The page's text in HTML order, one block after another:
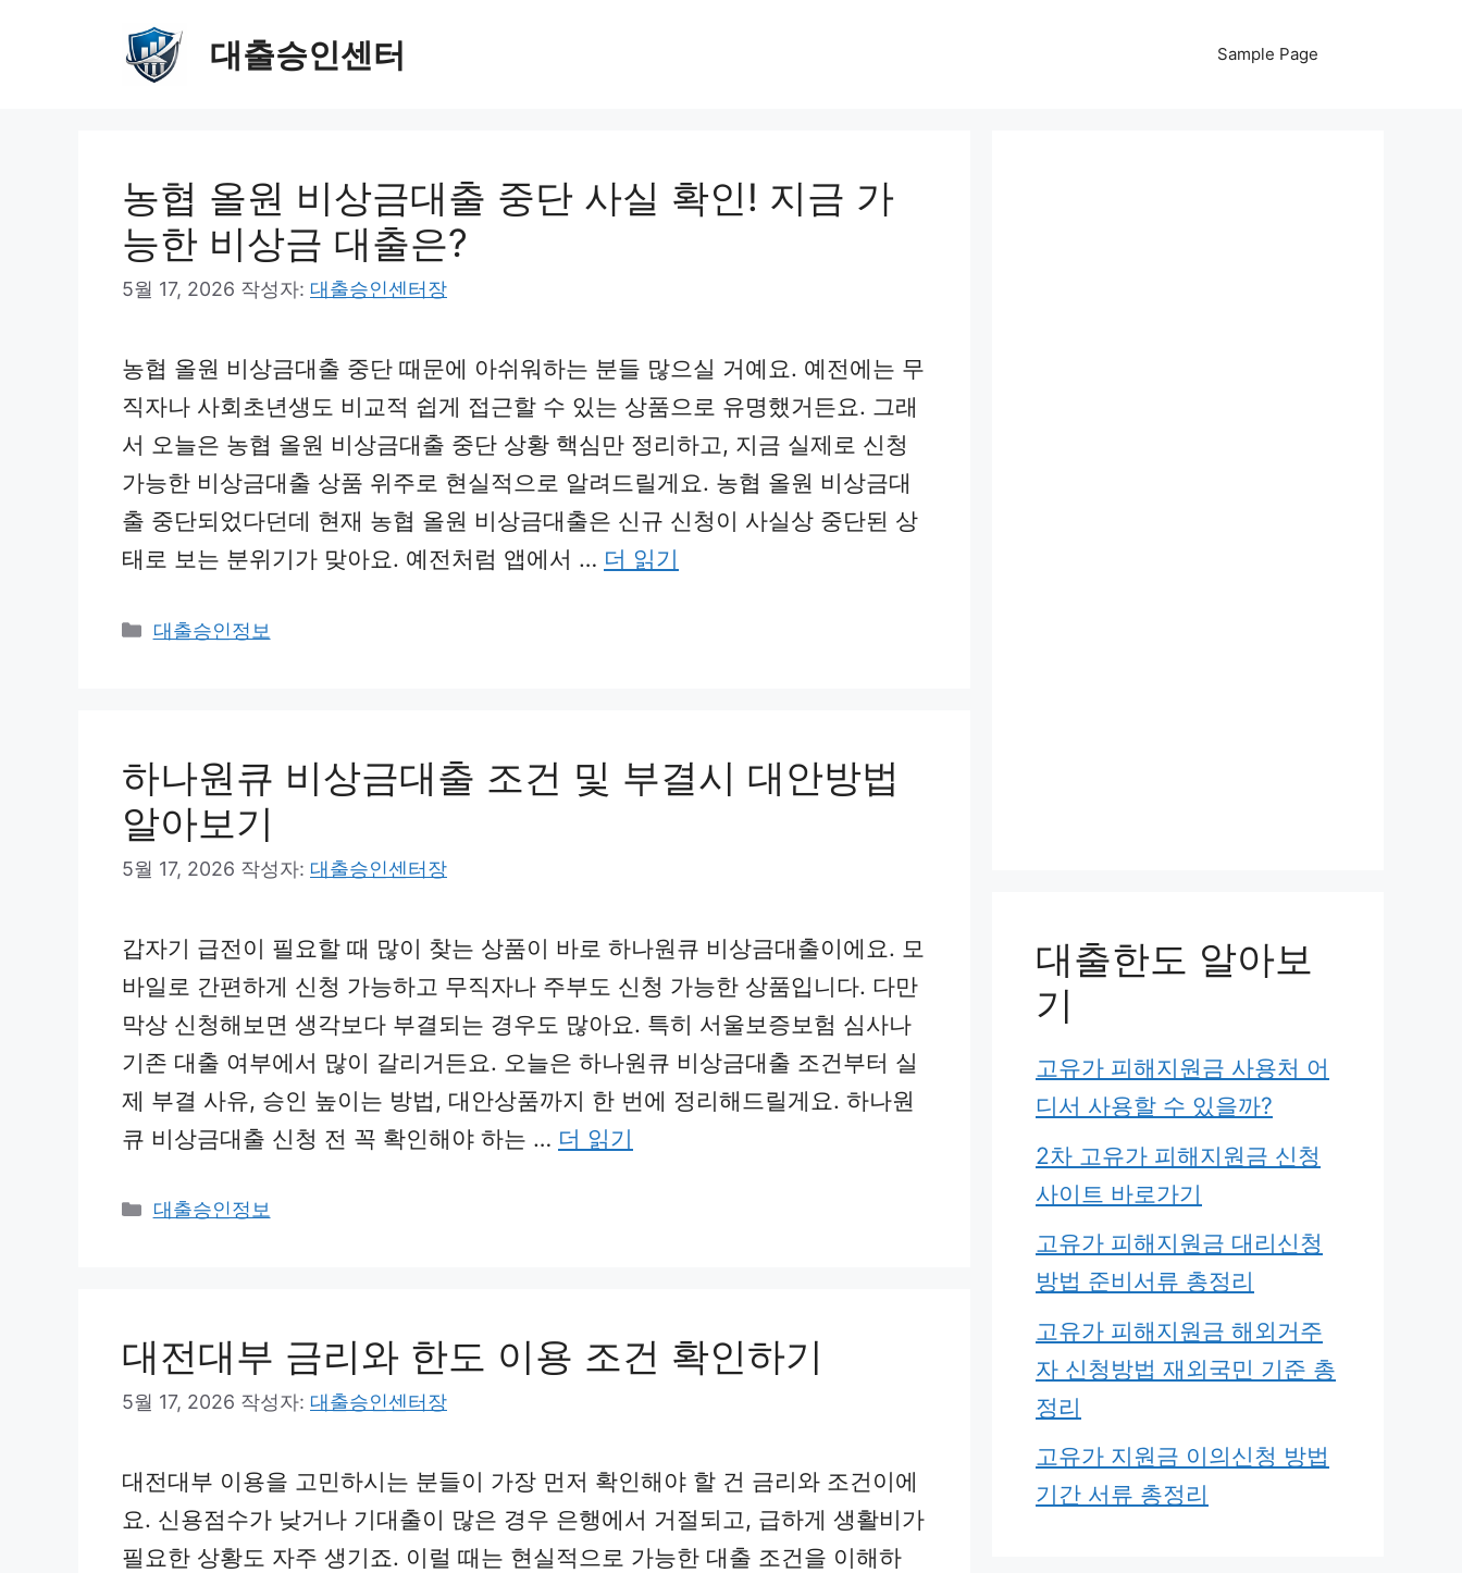
대출승인센터 Sample Page
농협 올원 비상금대출 중단 사실 확인! 지금 가
능한 비상금 대출은?
5월 17, 2026 작성자: 대출승인센터장
농협 올원 비상금대출 중단 때문에 아쉬워하는 분들 많으실 거예요. 예전에는 무
직자나 사회초년생도 비교적 쉽게 접근할 수 있는 상품으로 유명했거든요. 그래
서 오늘은 농협 올원 비상금대출 중단 상황 핵심만 정리하고, 지금 실제로 신청
가능한 비상금대출 상품 위주로 현실적으로 알려드릴게요. 농협 올원 비상금대
출 중단되었다던데 현재 농협 올원 비상금대출은 신규 신청이 사실상 중단된 상
태로 보는 분위기가 맞아요. 예전처럼 앱에서 … 더 읽기
카
대출승인정보
하나원큐 비상금대출 조건 및 부결시 대안방법
알아보기
5월 17, 2026 작성자: 대출승인센터장
갑자기 급전이 필요할 때 많이 찾는 상품이 바로 하나원큐 비상금대출이에요. 모
바일로 간편하게 신청 가능하고 무직자나 주부도 신청 가능한 상품입니다. 다만
막상 신청해보면 생각보다 부결되는 경우도 많아요. 특히 서울보증보험 심사나
기존 대출 여부에서 많이 갈리거든요. 오늘은 하나원큐 비상금대출 조건부터 실
제 부결 사유, 승인 높이는 방법, 대안상품까지 한 번에 정리해드릴게요. 하나원
큐 비상금대출 신청 전 꼭 확인해야 하는 … 더 읽기
카
대출승인정보
대전대부 금리와 한도 이용 조건 확인하기
5월 17, 2026 작성자: 대출승인센터장
대전대부 이용을 고민하시는 분들이 가장 먼저 확인해야 할 건 금리와 조건이에
요. 신용점수가 낮거나 기대출이 많은 경우 은행에서 거절되고, 급하게 생활비가
필요한 상황도 자주 생기죠. 이럴 때는 현실적으로 가능한 대출 조건을 이해하
대출한도 알아보
기
고유가 피해지원금 사용처 어
디서 사용할 수 있을까?
2차 고유가 피해지원금 신청
사이트 바로가기
고유가 피해지원금 대리신청
방법 준비서류 총정리
고유가 피해지원금 해외거주
자 신청방법 재외국민 기준 총
정리
고유가 지원금 이의신청 방법
기간 서류 총정리